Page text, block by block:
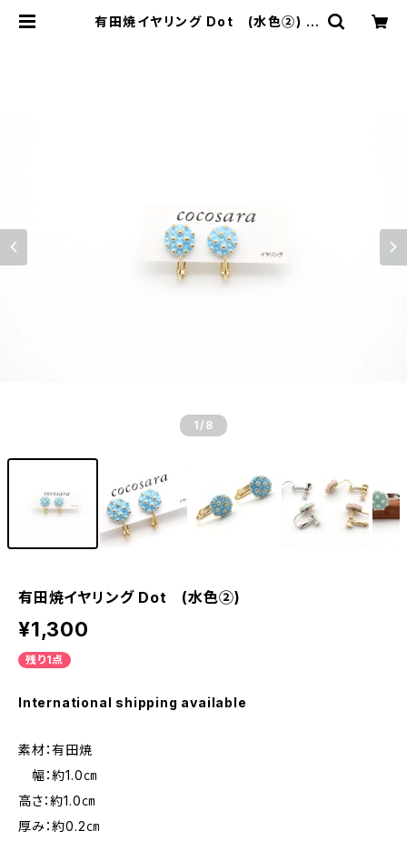
有田焼イヤリング Dot (水色②) |
1 /8
有田焼イヤリング Dot (水色②)
¥1,300
残り1点
International shipping available
素材：有田焼
幅：約1.0㎝
高さ：約1.0㎝
厚み：約0.2㎝